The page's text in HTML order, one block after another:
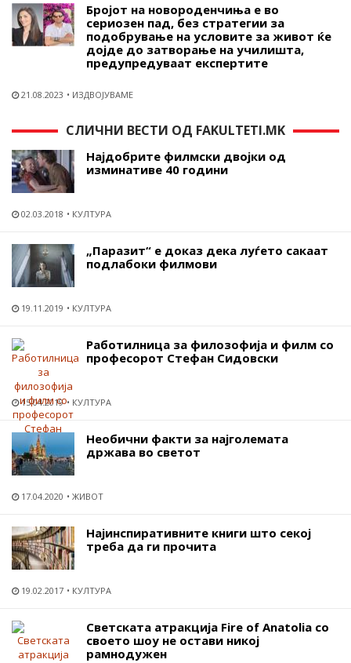
Бројот на новороденчиња е во
сериозен пад, без стратегии за
подобрување на условите за живот ќе
дојде до затворање на училишта,
предупредуваат експертите
21.08.2023 ИЗДВОЈУВАМЕ
СЛИЧНИ ВЕСТИ ОД FAKULTETI.MK
Најдобрите филмски двојки од
изминативе 40 години
02.03.2018 КУЛТУРА
„Паразит“ е доказ дека луѓето сакаат
подлабоки филмови
19.11.2019 КУЛТУРА
Работилница за филозофија и филм со
професорот Стефан Сидовски
15.04.2019 КУЛТУРА
Необични факти за најголемата
држава во светот
17.04.2020 ЖИВОТ
Најинспиративните книги што секој
треба да ги прочита
19.02.2017 КУЛТУРА
Светската атракција Fire of Anatolia со
своето шоу не остави никој
рамнодужен